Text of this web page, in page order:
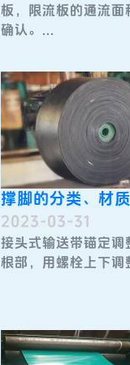
板，限流板的通流
确认。...
撑脚的分类、材
2023-03-31
接头式输送带​锚定调
根部，用螺栓上下调